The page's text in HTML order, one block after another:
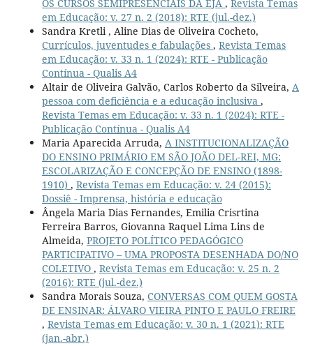
OS CURSOS SEMIPRESENCIAIS DA EJA , Revista Temas
em Educação: v. 27 n. 2 (2018): RTE (jul.-dez.)
Sandra Kretli , Aline Dias de Oliveira Cocheto,
Currículos, juventudes e fabulações , Revista Temas
em Educação: v. 33 n. 1 (2024): RTE - Publicação
Contínua - Qualis A4
Altair de Oliveira Galvão, Carlos Roberto da Silveira, A
pessoa com deficiência e a educação inclusiva ,
Revista Temas em Educação: v. 33 n. 1 (2024): RTE -
Publicação Contínua - Qualis A4
Maria Aparecida Arruda, A INSTITUCIONALIZAÇÃO
DO ENSINO PRIMÁRIO EM SÃO JOÃO DEL-REI, MG:
ESCOLARIZAÇÃO E CONCEPÇÃO DE ENSINO (1898-
1910) , Revista Temas em Educação: v. 24 (2015):
Dossiê - Imprensa, história e educação
Ângela Maria Dias Fernandes, Emilia Crisrtina
Ferreira Barros, Giovanna Raquel Lima Lins de
Almeida, PROJETO POLÍTICO PEDAGÓGICO
PARTICIPATIVO – UMA PROPOSTA DESENHADA DO/NO
COLETIVO , Revista Temas em Educação: v. 25 n. 2
(2016): RTE (jul.-dez.)
Sandra Morais Souza, CONVERSAS COM QUEM GOSTA
DE ENSINAR: ÁLVARO VIEIRA PINTO E PAULO FREIRE
, Revista Temas em Educação: v. 30 n. 1 (2021): RTE
(jan.-abr.)